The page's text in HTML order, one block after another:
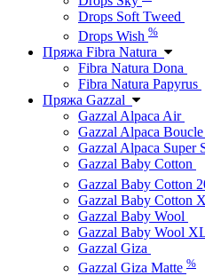
Drops Soft Tweed
Drops Wish %
Пряжа Fibra Natura
Fibra Natura Dona
Fibra Natura Papyrus
Пряжа Gazzal
Gazzal Alpaca Air
Gazzal Alpaca Boucle
Gazzal Alpaca Super
Gazzal Baby Cotton
Gazzal Baby Cotton
Gazzal Baby Cotton
Gazzal Baby Wool
Gazzal Baby Wool
Gazzal Giza
Gazzal Giza Matte %